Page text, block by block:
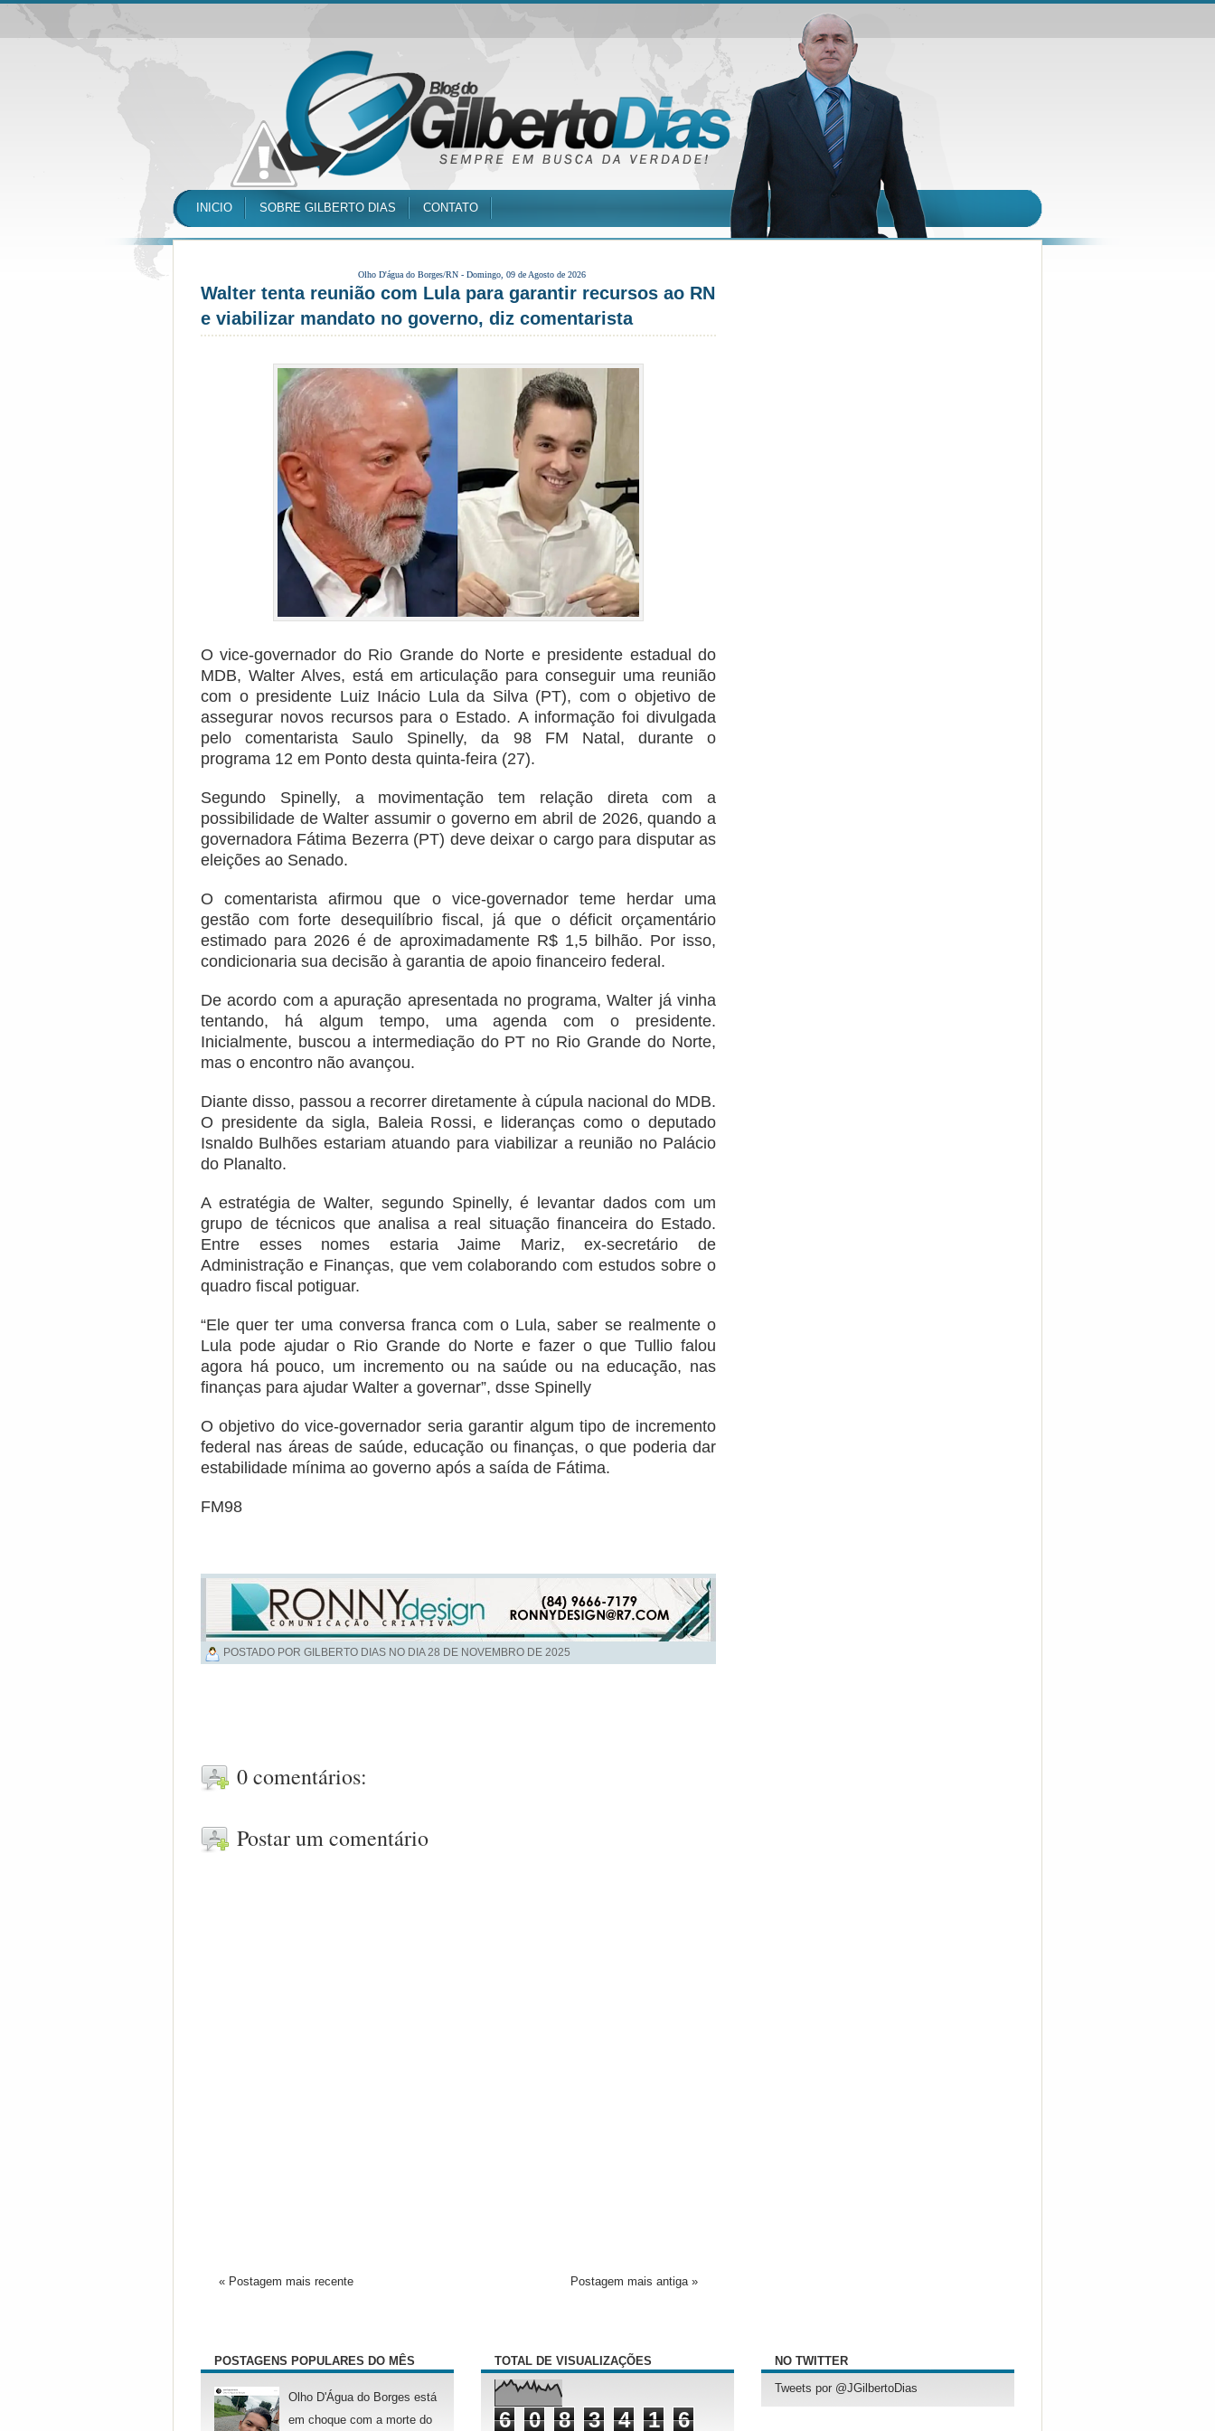
INICIO SOBRE GILBERTO DIAS CONTATO
Olho D'água do Borges/RN - Domingo, 09 de Agosto de 2026
Walter tenta reunião com Lula para garantir recursos ao RN
e viabilizar mandato no governo, diz comentarista
O vice-governador do Rio Grande do Norte e presidente estadual do
MDB, Walter Alves, está em articulação para conseguir uma reunião
com o presidente Luiz Inácio Lula da Silva (PT), com o objetivo de
assegurar novos recursos para o Estado. A informação foi divulgada
pelo comentarista Saulo Spinelly, da 98 FM Natal, durante o
programa 12 em Ponto desta quinta-feira (27).
Segundo Spinelly, a movimentação tem relação direta com a
possibilidade de Walter assumir o governo em abril de 2026, quando a
governadora Fátima Bezerra (PT) deve deixar o cargo para disputar as
eleições ao Senado.
O comentarista afirmou que o vice-governador teme herdar uma
gestão com forte desequilíbrio fiscal, já que o déficit orçamentário
estimado para 2026 é de aproximadamente R$ 1,5 bilhão. Por isso,
condicionaria sua decisão à garantia de apoio financeiro federal.
De acordo com a apuração apresentada no programa, Walter já vinha
tentando, há algum tempo, uma agenda com o presidente.
Inicialmente, buscou a intermediação do PT no Rio Grande do Norte,
mas o encontro não avançou.
Diante disso, passou a recorrer diretamente à cúpula nacional do MDB.
O presidente da sigla, Baleia Rossi, e lideranças como o deputado
Isnaldo Bulhões estariam atuando para viabilizar a reunião no Palácio
do Planalto.
A estratégia de Walter, segundo Spinelly, é levantar dados com um
grupo de técnicos que analisa a real situação financeira do Estado.
Entre esses nomes estaria Jaime Mariz, ex-secretário de
Administração e Finanças, que vem colaborando com estudos sobre o
quadro fiscal potiguar.
“Ele quer ter uma conversa franca com o Lula, saber se realmente o
Lula pode ajudar o Rio Grande do Norte e fazer o que Tullio falou
agora há pouco, um incremento ou na saúde ou na educação, nas
finanças para ajudar Walter a governar”, dsse Spinelly
O objetivo do vice-governador seria garantir algum tipo de incremento
federal nas áreas de saúde, educação ou finanças, o que poderia dar
estabilidade mínima ao governo após a saída de Fátima.
FM98
POSTADO POR GILBERTO DIAS NO DIA28 DE NOVEMBRO DE 2025
0 comentários:
Postar um comentário
« Postagem mais recente Postagem mais antiga »
POSTAGENS POPULARES DO MÊS
Olho D'Água do Borges está
em choque com a morte do
TOTAL DE VISUALIZAÇÕES
6 0 8 3 4 1 6
NO TWITTER
Tweets por @JGilbertoDias